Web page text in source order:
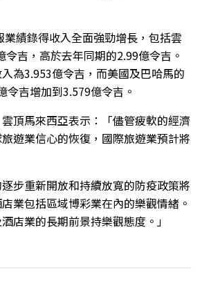
績錄得收入全面強勁增長，包括雲
吉，高於去年同期的2.99億令吉。
為3.953億令吉，而美國及巴哈馬的
令吉增加到3.579億令吉。
頂馬來西亞表示：「儘管疲軟的經濟
遊業信心的恢復，國際旅遊業預計將
逐步重新開放和持續放寬的防疫政策將
業包括區域博彩業在內的樂觀情緒。
店業的長期前景持樂觀態度。」